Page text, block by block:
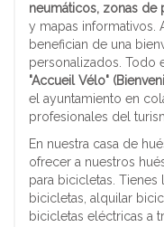
neumáticos, zonas de
y mapas informativos.
benefician de una
personalizados. Todo
"Accueil Vélo"
el ayuntamiento en
profesionales del
En nuestra casa de
ofrecer a nuestros
para bicicletas.
bicicletas, alquilar
bicicletas eléctricas a